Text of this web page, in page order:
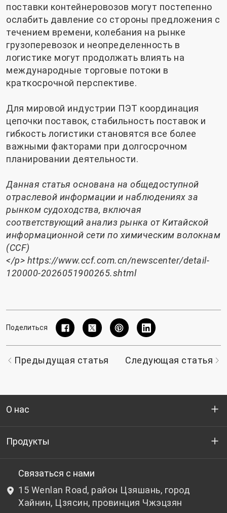
поставки контейнеровозов могут постепенно
ослабить давление со стороны предложения с
течением времени, колебания на рынке
грузоперевозок и неопределенность в
логистике могут продолжать влиять на
международные торговые потоки в
краткосрочной перспективе.
Для мировой индустрии ПЭТ координация
цепочки поставок, стабильность поставок и
гибкость логистики становятся все более
важными факторами при долгосрочном
планировании деятельности.
Данная статья основана на общедоступной
отраслевой информации и наблюдениях за
рынком судоходства, включая
соответствующий анализ рынка от Китайской
информационной сети по химическим волокнам
(CCF)
</p> https://www.ccf.com.cn/newscenter/detail-
120000-2026051900265.shtml
Поделиться
Предыдущая статья Следующая статья
О нас
Кто мы
НИОКР
Новости и события
Продукты
Бутылочный ПЭТ-гранулят
Небутылочный ПЭТ-гранулят
Связаться с нами
15 Wenlan Road, район Цзяшань, город
Хайнин, Цзясин, провинция Чжэцзян